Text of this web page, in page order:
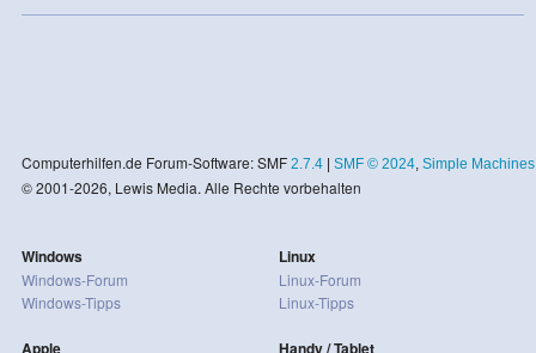
Computerhilfen.de Forum-Software: SMF 2.7.4| SMF © 2024, Simple Machines
© 2001-2026, Lewis Media. Alle Rechte vorbehalten
Windows
Windows-Forum
Windows-Tipps
Apple
Linux
Linux-Forum
Linux-Tipps
Handy / Tablet